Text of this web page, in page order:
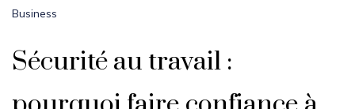
Business
Sécurité au travail :